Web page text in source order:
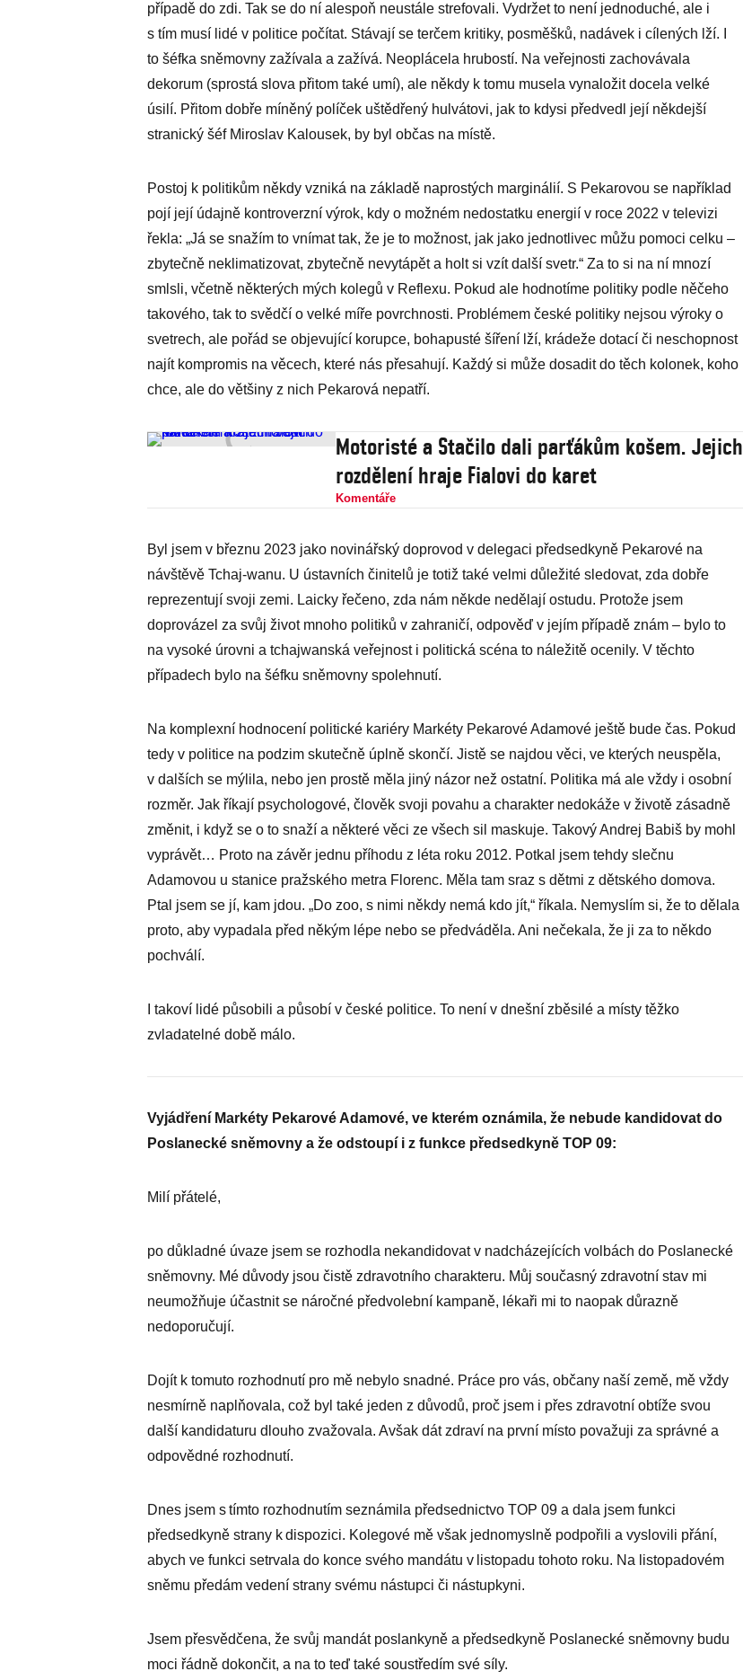
případě do zdi. Tak se do ní alespoň neustále strefovali. Vydržet to není jednoduché, ale i
s tím musí lidé v politice počítat. Stávají se terčem kritiky, posměšků, nadávek i cílených lží. I
to šéfka sněmovny zažívala a zažívá. Neoplácela hrubostí. Na veřejnosti zachovávala
dekorum (sprostá slova přitom také umí), ale někdy k tomu musela vynaložit docela velké
úsilí. Přitom dobře míněný políček uštědřený hulvátovi, jak to kdysi předvedl její někdejší
stranický šéf Miroslav Kalousek, by byl občas na místě.
Postoj k politikům někdy vzniká na základě naprostých marginálií. S Pekarovou se například
pojí její údajně kontroverzní výrok, kdy o možném nedostatku energií v roce 2022 v televizi
řekla: „Já se snažím to vnímat tak, že je to možnost, jak jako jednotlivec můžu pomoci celku –
zbytečně neklimatizovat, zbytečně nevytápět a holt si vzít další svetr.“ Za to si na ní mnozí
smlsli, včetně některých mých kolegů v Reflexu. Pokud ale hodnotíme politiky podle něčeho
takového, tak to svědčí o velké míře povrchnosti. Problémem české politiky nejsou výroky o
svetrech, ale pořád se objevující korupce, bohapusté šíření lží, krádeže dotací či neschopnost
najít kompromis na věcech, které nás přesahují. Každý si může dosadit do těch kolonek, koho
chce, ale do většiny z nich Pekarová nepatří.
Motoristé a Stačilo dali parťákům košem. Jejich
rozdělení hraje Fialovi do karet
Komentáře
Byl jsem v březnu 2023 jako novinářský doprovod v delegaci předsedkyně Pekarové na
návštěvě Tchaj-wanu. U ústavních činitelů je totiž také velmi důležité sledovat, zda dobře
reprezentují svoji zemi. Laicky řečeno, zda nám někde nedělají ostudu. Protože jsem
doprovázel za svůj život mnoho politiků v zahraničí, odpověď v jejím případě znám – bylo to
na vysoké úrovni a tchajwanská veřejnost i politická scéna to náležitě ocenily. V těchto
případech bylo na šéfku sněmovny spolehnutí.
Na komplexní hodnocení politické kariéry Markéty Pekarové Adamové ještě bude čas. Pokud
tedy v politice na podzim skutečně úplně skončí. Jistě se najdou věci, ve kterých neuspěla,
v dalších se mýlila, nebo jen prostě měla jiný názor než ostatní. Politika má ale vždy i osobní
rozměr. Jak říkají psychologové, člověk svoji povahu a charakter nedokáže v životě zásadně
změnit, i když se o to snaží a některé věci ze všech sil maskuje. Takový Andrej Babiš by mohl
vyprávět… Proto na závěr jednu příhodu z léta roku 2012. Potkal jsem tehdy slečnu
Adamovou u stanice pražského metra Florenc. Měla tam sraz s dětmi z dětského domova.
Ptal jsem se jí, kam jdou. „Do zoo, s nimi někdy nemá kdo jít,“ říkala. Nemyslím si, že to dělala
proto, aby vypadala před někým lépe nebo se předváděla. Ani nečekala, že ji za to někdo
pochválí.
I takoví lidé působili a působí v české politice. To není v dnešní zběsilé a místy těžko
zvladatelné době málo.
Vyjádření Markéty Pekarové Adamové, ve kterém oznámila, že nebude kandidovat do
Poslanecké sněmovny a že odstoupí i z funkce předsedkyně TOP 09:
Milí přátelé,
po důkladné úvaze jsem se rozhodla nekandidovat v nadcházejících volbách do Poslanecké
sněmovny. Mé důvody jsou čistě zdravotního charakteru. Můj současný zdravotní stav mi
neumožňuje účastnit se náročné předvolební kampaně, lékaři mi to naopak důrazně
nedoporučují.
Dojít k tomuto rozhodnutí pro mě nebylo snadné. Práce pro vás, občany naší země, mě vždy
nesmírně naplňovala, což byl také jeden z důvodů, proč jsem i přes zdravotní obtíže svou
další kandidaturu dlouho zvažovala. Avšak dát zdraví na první místo považuji za správné a
odpovědné rozhodnutí.
Dnes jsem s tímto rozhodnutím seznámila předsednictvo TOP 09 a dala jsem funkci
předsedkyně strany k dispozici. Kolegové mě však jednomyslně podpořili a vyslovili přání,
abych ve funkci setrvala do konce svého mandátu v listopadu tohoto roku. Na listopadovém
sněmu předám vedení strany svému nástupci či nástupkyni.
Jsem přesvědčena, že svůj mandát poslankyně a předsedkyně Poslanecké sněmovny budu
moci řádně dokončit, a na to teď také soustředím své síly.